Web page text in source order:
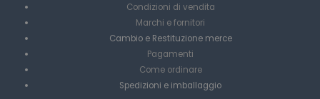
Condizioni di vendita
Marchi e fornitori
Cambio e Restituzione merce
Pagamenti
Come ordinare
Spedizioni e imballaggio